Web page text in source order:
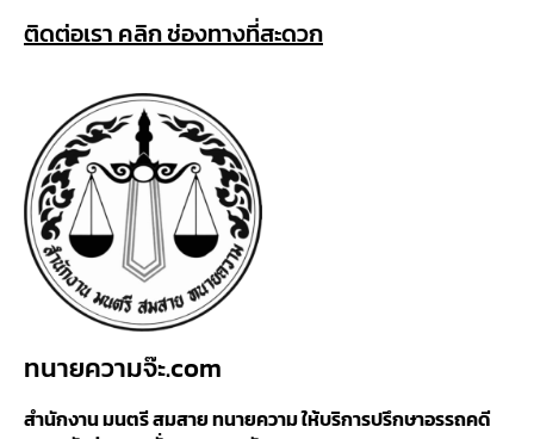
ติดต่อเรา คลิก ช่องทางที่สะดวก
ทนายความจ๊ะ.com
สำนักงาน มนตรี สมสาย ทนายความ ให้บริการปรึกษาอรรถคดี